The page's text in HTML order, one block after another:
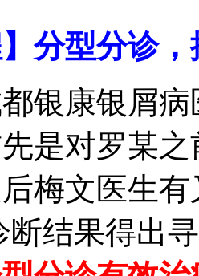
】分型分诊
银康银屑
是对罗某
梅文医生
断结果得出